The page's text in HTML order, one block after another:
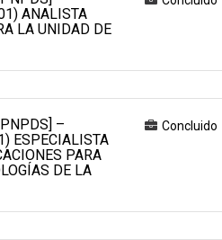
ANALISTA
LA UNIDAD DE
–
ESPECIALISTA
PARA
DE LA
Concluido